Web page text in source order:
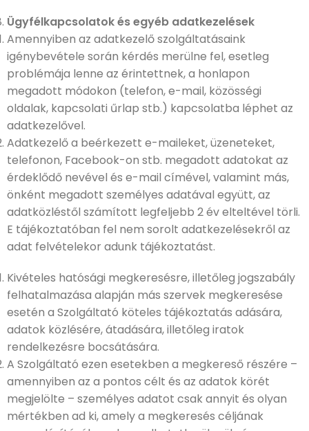
Ügyfélkapcsolatok és egyéb adatkezelések
Amennyiben az adatkezelő szolgáltatásaink
igénybevétele során kérdés merülne fel, esetleg
problémája lenne az érintettnek, a honlapon
megadott módokon (telefon, e-mail, közösségi
oldalak, kapcsolati űrlap stb.) kapcsolatba léphet az
adatkezelővel.
Adatkezelő a beérkezett e-maileket, üzeneteket,
telefonon, Facebook-on stb. megadott adatokat az
érdeklődő nevével és e-mail címével, valamint más,
önként megadott személyes adatával együtt, az
adatközléstől számított legfeljebb 2 év elteltével törli.
E tájékoztatóban fel nem sorolt adatkezelésekről az
adat felvételekor adunk tájékoztatást.
Kivételes hatósági megkeresésre, illetőleg jogszabály
felhatalmazása alapján más szervek megkeresése
esetén a Szolgáltató köteles tájékoztatás adására,
adatok közlésére, átadására, illetőleg iratok
rendelkezésre bocsátására.
A Szolgáltató ezen esetekben a megkereső részére –
amennyiben az a pontos célt és az adatok körét
megjelölte – személyes adatot csak annyit és olyan
mértékben ad ki, amely a megkeresés céljának